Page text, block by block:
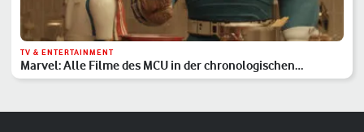
TV & ENTERTAINMENT
Marvel: Alle Filme des MCU in der chronologischen
Reihenfolge